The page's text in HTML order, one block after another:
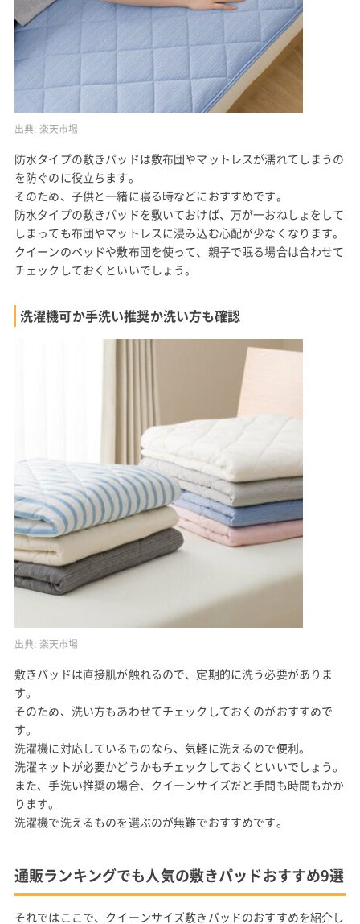
出典: 楽天市場
防水タイプの敷きパッドは敷布団やマットレスが濡れてしまうの
を防ぐのに役立ちます。
そのため、子供と一緒に寝る時などにおすすめです。
防水タイプの敷きパッドを敷いておけば、万が一おねしょをして
しまっても布団やマットレスに浸み込む心配が少なくなります。
クイーンのベッドや敷布団を使って、親子で眠る場合は合わせて
チェックしておくといいでしょう。
洗濯機可か手洗い推奨か洗い方も確認
出典: 楽天市場
敷きパッドは直接肌が触れるので、定期的に洗う必要がありま
す。
そのため、洗い方もあわせてチェックしておくのがおすすめで
す。
洗濯機に対応しているものなら、気軽に洗えるので便利。
洗濯ネットが必要かどうかもチェックしておくといいでしょう。
また、手洗い推奨の場合、クイーンサイズだと手間も時間もかか
ります。
洗濯機で洗えるものを選ぶのが無難でおすすめです。
通販ランキングでも人気の敷きパッドおすすめ9選
それではここで、クイーンサイズ敷きパッドのおすすめを紹介し